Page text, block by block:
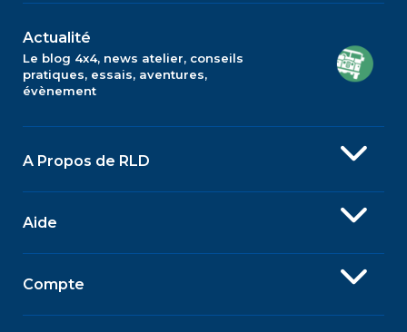
Actualité
Le blog 4x4, news atelier, conseils
pratiques, essais, aventures,
évènement
A Propos de RLD
Aide
Compte